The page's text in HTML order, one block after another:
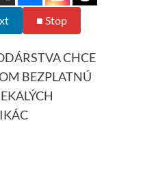
■ Stop
CHCE
BEZPLATNÚ